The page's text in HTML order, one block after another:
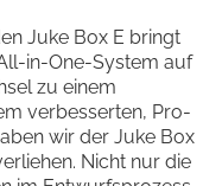
Juke Box E bringt
in-One-System auf
zu einem
verbesserten, Pro-
wir der Juke Box
Nicht nur die